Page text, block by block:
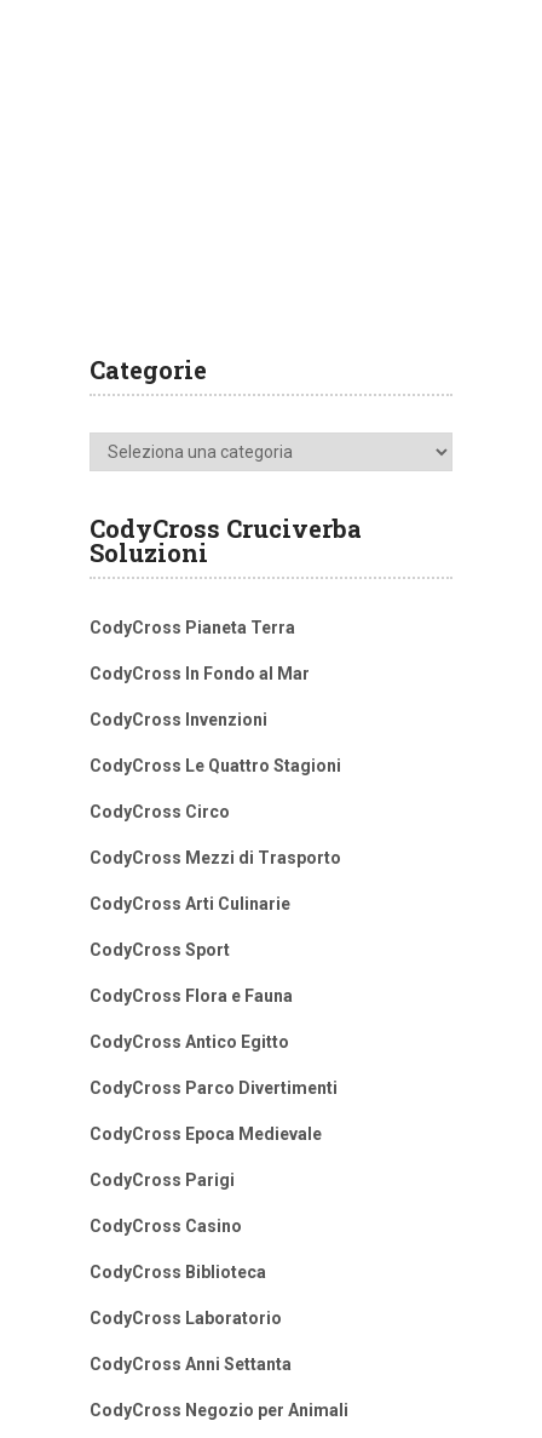
Categorie
Categorie
CodyCross Cruciverba
Soluzioni
CodyCross Pianeta Terra
CodyCross In Fondo al Mar
CodyCross Invenzioni
CodyCross Le Quattro Stagioni
CodyCross Circo
CodyCross Mezzi di Trasporto
CodyCross Arti Culinarie
CodyCross Sport
CodyCross Flora e Fauna
CodyCross Antico Egitto
CodyCross Parco Divertimenti
CodyCross Epoca Medievale
CodyCross Parigi
CodyCross Casino
CodyCross Biblioteca
CodyCross Laboratorio
CodyCross Anni Settanta
CodyCross Negozio per Animali